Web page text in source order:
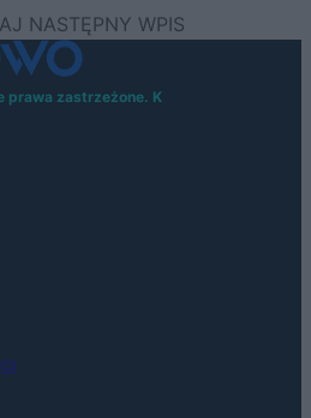
prawa zastrzeżone. K